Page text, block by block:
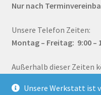
Unsere Werkstatt ist
Nur nach
Unsere Telefon Zeiten:
Montag – Freitag: 9:00 –
Außerhalb dieser Zeiten